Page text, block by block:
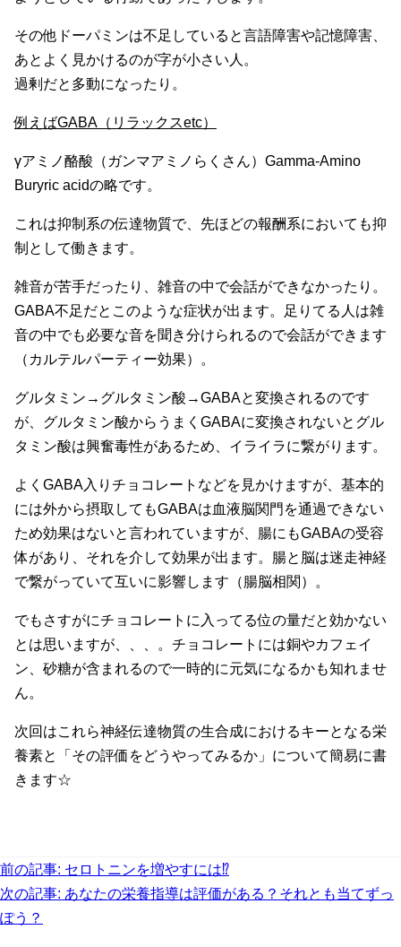
その他ドーパミンは不足していると言語障害や記憶障害、
あとよく見かけるのが字が小さい人。
過剰だと多動になったり。
例えばGABA（リラックスetc）
γアミノ酪酸（ガンマアミノらくさん）Gamma-Amino
Buryric acidの略です。
これは抑制系の伝達物質で、先ほどの報酬系においても抑
制として働きます。
雑音が苦手だったり、雑音の中で会話ができなかったり。
GABA不足だとこのような症状が出ます。足りてる人は雑
音の中でも必要な音を聞き分けられるので会話ができます
（カルテルパーティー効果）。
グルタミン→グルタミン酸→GABAと変換されるのです
が、グルタミン酸からうまくGABAに変換されないとグル
タミン酸は興奮毒性があるため、イライラに繋がります。
よくGABA入りチョコレートなどを見かけますが、基本的
には外から摂取してもGABAは血液脳関門を通過できない
ため効果はないと言われていますが、腸にもGABAの受容
体があり、それを介して効果が出ます。腸と脳は迷走神経
で繋がっていて互いに影響します（腸脳相関）。
でもさすがにチョコレートに入ってる位の量だと効かない
とは思いますが、、、。チョコレートには銅やカフェイ
ン、砂糖が含まれるので一時的に元気になるかも知れませ
ん。
次回はこれら神経伝達物質の生合成におけるキーとなる栄
養素と「その評価をどうやってみるか」について簡易に書
きます☆
投
稿
前の記事: セロトニンを増やすには⁉︎
次の記事: あなたの栄養指導は評価がある？それとも当てずっ
ぽう？